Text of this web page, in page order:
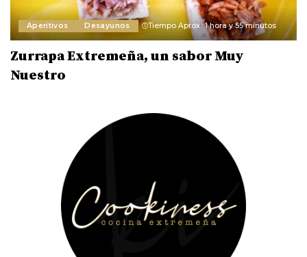
Aperitivos Desayunos Tiempo Aprox.: 1 hora y 55 minutos
Zurrapa Extremeña, un sabor Muy
Nuestro